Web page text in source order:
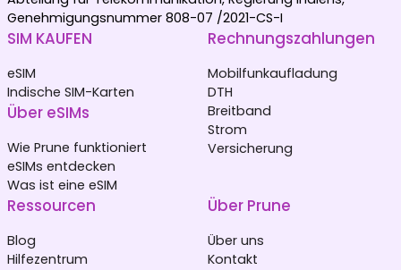
Genehmigungsnummer 808-07 /2021-CS-I
SIM KAUFEN
eSIM
Indische SIM-Karten
Über eSIMs
Wie Prune funktioniert
eSIMs entdecken
Was ist eine eSIM
Rechnungszahlungen
Mobilfunkaufladung
DTH
Breitband
Strom
Versicherung
Ressourcen
Blog
Hilfezentrum
Über Prune
Über uns
Kontakt